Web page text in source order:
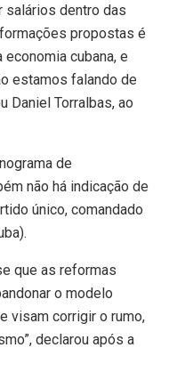
salários dentro das
propostas é
cubana, e
estamos falando de
Daniel Torralbas, ao
de
não há indicação de
único, comandado
que as reformas
o modelo
visam corrigir o rumo,
declarou após a